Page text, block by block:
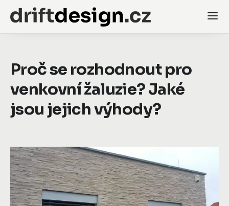
Proč se rozhodnout pro
venkovní žaluzie? Jaké
jsou jejich výhody?